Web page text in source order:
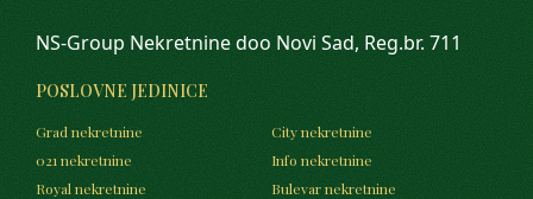
NS-Group Nekretnine doo Novi Sad, Reg.br. 711
POSLOVNE JEDINICE
Grad nekretnine
City nekretnine
021 nekretnine
Info nekretnine
Royal nekretnine
Bulevar nekretnine